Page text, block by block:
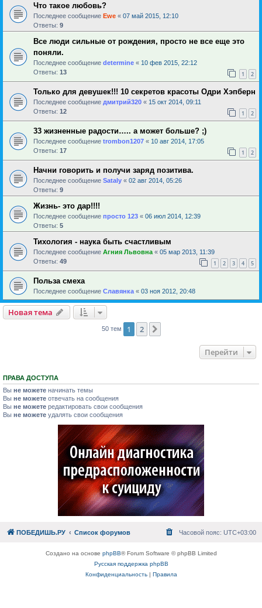
Что такое любовь?
Последнее сообщение Ewe « 07 май 2015, 12:10
Ответы: 9
Все люди сильные от рождения, просто не все еще это
поняли.
Последнее сообщение determine « 10 фев 2015, 22:12
Ответы: 13 1 2
Только для девушек!!! 10 секретов красоты Одри Хэпберн
Последнее сообщение дмитрий320 « 15 окт 2014, 09:11
Ответы: 12 1 2
33 жизненные радости….. а может больше? ;)
Последнее сообщение trombon1207 « 10 авг 2014, 17:05
Ответы: 17 1 2
Начни говорить и получи заряд позитива.
Последнее сообщение Sataly « 02 авг 2014, 05:26
Ответы: 9
Жизнь- это дар!!!!
Последнее сообщение просто 123 « 06 июл 2014, 12:39
Ответы: 5
Тихология - наука быть счастливым
Последнее сообщение Агния Львовна « 05 мар 2013, 11:39
Ответы: 49 1 2 3 4 5
Польза смеха
Последнее сообщение Славянка « 03 ноя 2012, 20:48
Новая тема
50 тем 1 2
Перейти
ПРАВА ДОСТУПА
Вы не можете начинать темы
Вы не можете отвечать на сообщения
Вы не можете редактировать свои сообщения
Вы не можете удалять свои сообщения
ПОБЕДИШЬ.РУ Список форумов Часовой пояс: UTC+03:00
Создано на основе phpBB® Forum Software © phpBB Limited
Русская поддержка phpBB
Конфиденциальность| Правила